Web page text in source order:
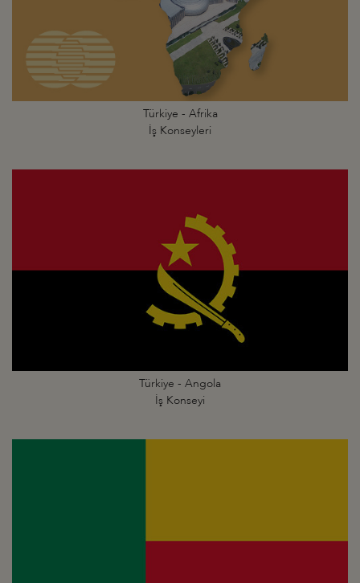
Türkiye - Afrika
İş Konseyleri
Türkiye - Angola
İş Konseyi